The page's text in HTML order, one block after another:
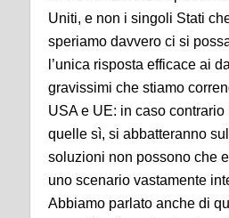
Uniti, e non i singoli Stati
speriamo davvero ci si
l’unica risposta efficace ai
gravissimi che stiamo
USA e UE: in caso
quelle sì, si abbatteranno
soluzioni non possono che
uno scenario vastamente
Abbiamo parlato anche di